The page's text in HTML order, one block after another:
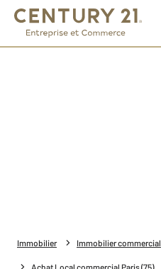
Immobilier Immobilier commercial
Achat Local commercial Paris (75)